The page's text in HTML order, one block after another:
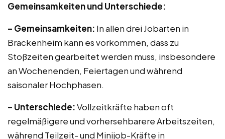
Gemeinsamkeiten und Unterschiede:
– Gemeinsamkeiten: In allen drei Jobarten in
Brackenheim kann es vorkommen, dass zu
Stoßzeiten gearbeitet werden muss, insbesondere
an Wochenenden, Feiertagen und während
saisonaler Hochphasen.
– Unterschiede:Vollzeitkräfte haben oft
regelmäßigere und vorhersehbarere Arbeitszeiten,
während Teilzeit- und Minijob-Kräfte in